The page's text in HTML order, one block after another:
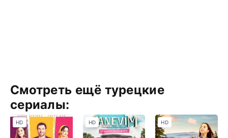
Смотреть ещё турецкие
сериалы:
HD HD HD